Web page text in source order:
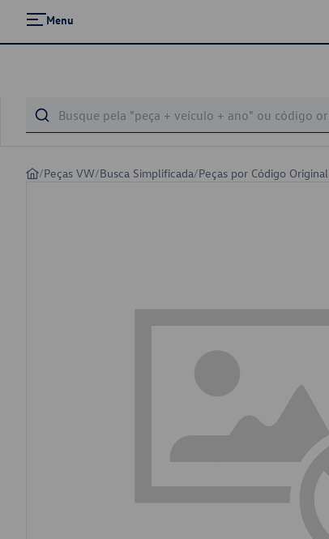
Menu
/Peças VW/Busca Simplificada/Peças por Código Original